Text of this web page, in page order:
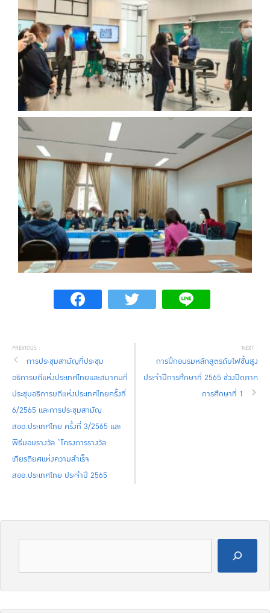
การประชุมสามัญที่ประชุม
อธิการบดีแห่งประเทศไทยและสมาคมที่
ประชุมอธิการบดีแห่งประเทศไทยครั้งที่
6/2565 และการประชุมสามัญ
สออ.ประเทศไทย ครั้งที่ 3/2565 และ
พิธีมอบรางวัล “โครงการรางวัล
เกียรติยศแห่งความสำเร็จ
สออ.ประเทศไทย ประจำปี 2565
การฝึกอบรมหลักสูตรดับไฟชั้นสูง
ประจำปีการศึกษาที่ 2565 ช่วงปิดภาค
การศึกษาที่ 1